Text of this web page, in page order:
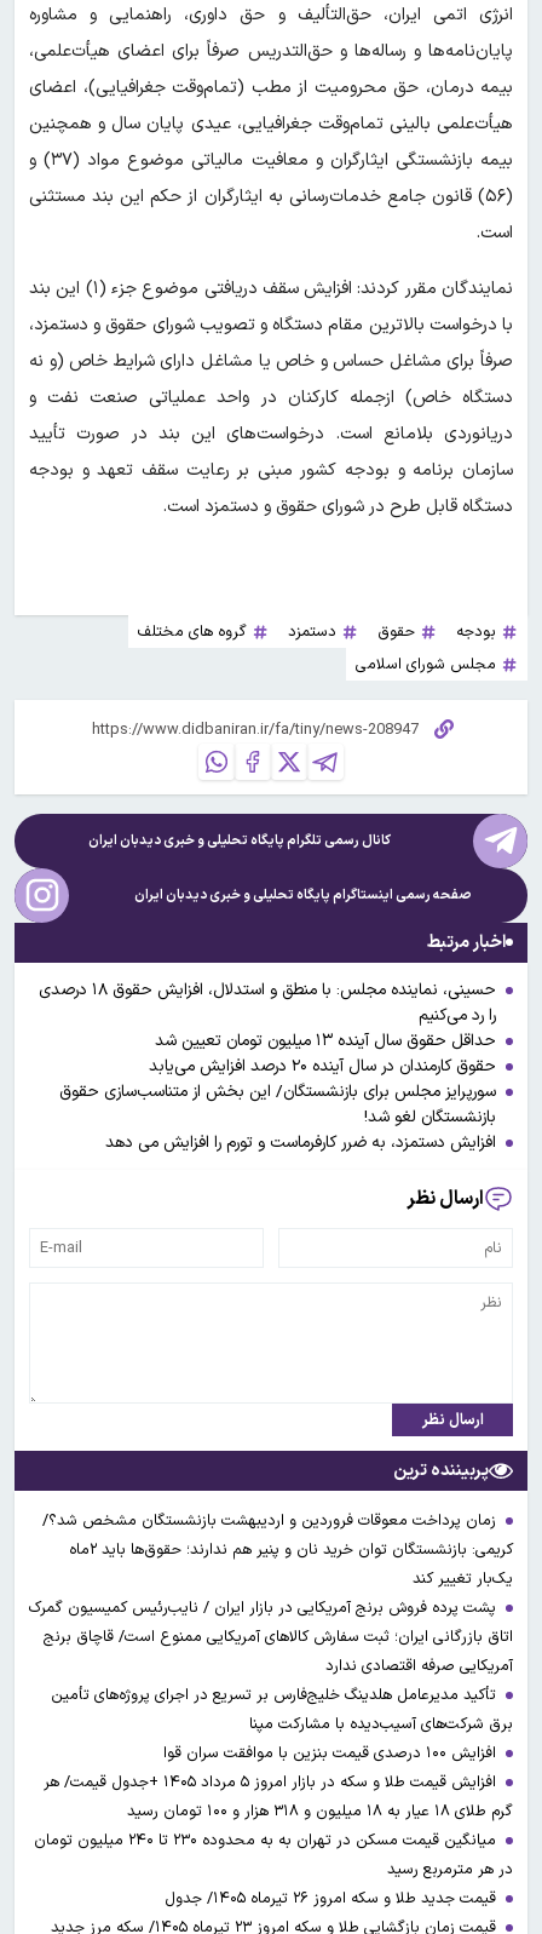
انرژی اتمی ایران، حق‌التألیف و حق داوری، راهنمایی و مشاوره
پایان‌نامه‌ها و رساله‌ها و حق‌التدریس صرفاً برای اعضای هیأت‌علمی،
بیمه درمان، حق محرومیت از ‌مطب (تمام‌وقت جغرافیایی)، اعضای
هیأت‌علمی بالینی تمام‌وقت جغرافیایی، عیدی پایان سال و همچنین
بیمه بازنشستگی ایثارگران و معافیت مالیاتی موضوع مواد (۳۷) و
(۵۶) قانون جامع خدمات‌رسانی به ایثارگران از حکم این بند مستثنی
است.
نمایندگان مقرر کردند: افزایش سقف دریافتی موضوع جزء (۱) این بند
با درخواست بالاترین مقام دستگاه و تصویب شورای حقوق و دستمزد،
صرفاً برای مشاغل حساس و خاص یا مشاغل دارای شرایط خاص (و نه
دستگاه خاص) ازجمله کارکنان در واحد عملیاتی صنعت نفت و
دریانوردی بلامانع است. درخواست‌های این بند در صورت تأیید
سازمان برنامه و بودجه کشور مبنی بر رعایت سقف تعهد و بودجه
دستگاه قابل طرح در شورای حقوق و دستمزد است.
بودجه حقوق دستمزد
گروه های مختلف
مجلس شورای اسلامی
کانال رسمی تلگرام پایگاه تحلیلی و خبریدیدبان ایران
صفحه رسمی اینستاگرام پایگاه تحلیلی و خبریدیدبان ایران
اخبار مرتبط
حسینی، نماینده مجلس: با منطق و استدلال، افزایش حقوق ۱۸ درصدی
را رد می‌کنیم
حداقل حقوق سال آینده ۱۳ میلیون تومان تعیین شد
حقوق کارمندان در سال آینده ۲۰ درصد افزایش می‌یابد
سورپرایز مجلس برای بازنشستگان/ این بخش از متناسب‌سازی حقوق
بازنشستگان لغو شد!
افزایش دستمزد، به ضرر کارفرماست و تورم را افزایش می دهد
ارسال نظر
ارسال نظر
پربیننده ترین
زمان پرداخت معوقات فروردین و اردیبهشت بازنشستگان مشخص شد؟/
کریمی: بازنشستگان توان خرید نان و پنیر هم ندارند؛ حقوق‌ها باید ۲ماه
یک‌بار تغییر کند
پشت پرده فروش برنج آمریکایی در بازار ایران / نایب‌رئیس کمیسیون گمرک
اتاق بازرگانی ایران؛ ثبت سفارش کالاهای آمریکایی ممنوع است/ قاچاق برنج
آمریکایی صرفه اقتصادی ندارد
تأکید مدیرعامل هلدینگ خلیج‌فارس بر تسریع در اجرای پروژه‌های تأمین
برق شرکت‌های آسیب‌دیده با مشارکت مپنا
افزایش ۱۰۰ درصدی قیمت بنزین با موافقت سران قوا
افزایش قیمت طلا و سکه در بازار امروز ۵ مرداد ۱۴۰۵ +جدول قیمت/ هر
گرم طلای ۱۸ عیار به ۱۸ میلیون و ۳۱۸ هزار و ۱۰۰ تومان رسید
میانگین قیمت مسکن در تهران به به محدوده ۲۳۰ تا ۲۴۰ میلیون تومان
در هر مترمربع رسید
قیمت جدید طلا و سکه امروز ۲۶ تیرماه ۱۴۰۵/ جدول
قیمت زمان بازگشایی طلا و سکه امروز ۲۳ تیرماه ۱۴۰۵/ سکه مرز جدید